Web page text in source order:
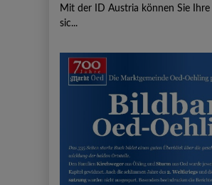
Mit der ID Austria können Sie
sic...